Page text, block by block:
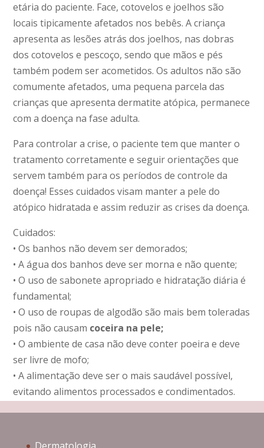
etária do paciente. Face, cotovelos e joelhos são
locais tipicamente afetados nos bebês. A criança
apresenta as lesões atrás dos joelhos, nas dobras
dos cotovelos e pescoço, sendo que mãos e pés
também podem ser acometidos. Os adultos não são
comumente afetados, uma pequena parcela das
crianças que apresenta dermatite atópica, permanece
com a doença na fase adulta.
Para controlar a crise, o paciente tem que manter o
tratamento corretamente e seguir orientações que
servem também para os períodos de controle da
doença! Esses cuidados visam manter a pele do
atópico hidratada e assim reduzir as crises da doença.
Cuidados:
• Os banhos não devem ser demorados;
• A água dos banhos deve ser morna e não quente;
• O uso de sabonete apropriado e hidratação diária é
fundamental;
• O uso de roupas de algodão são mais bem toleradas
pois não causam coceira na pele;
• O ambiente de casa não deve conter poeira e deve
ser livre de mofo;
• A alimentação deve ser o mais saudável possível,
evitando alimentos processados e condimentados.